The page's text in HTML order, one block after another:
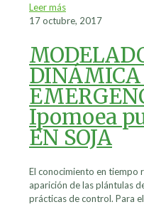
Leer más
17 octubre, 2017
DINÁMICA
Ipomoea
EN SOJA
El conocimiento en tiempo
aparición de las plántulas
prácticas de control. Para